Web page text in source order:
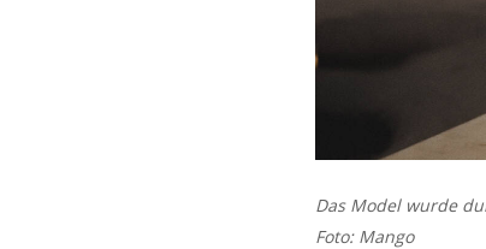
Das Model wurde
Foto: Mango